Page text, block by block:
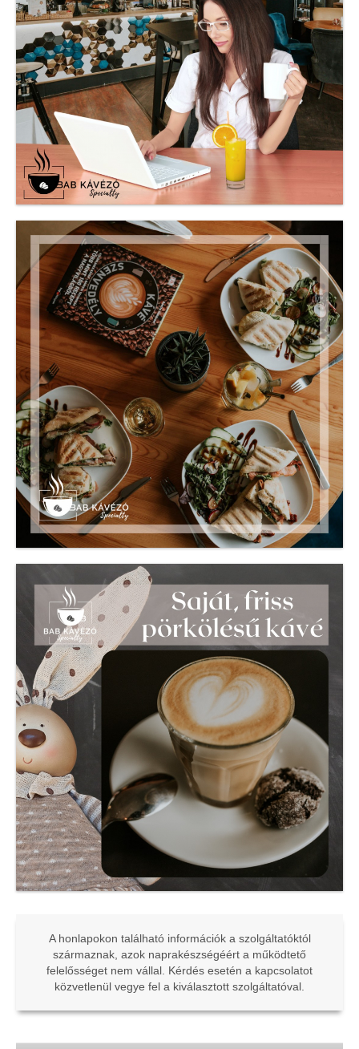
A honlapokon található információk a szolgáltatóktól
származnak, azok naprakészségéért a működtető
felelősséget nem vállal. Kérdés esetén a kapcsolatot
közvetlenül vegye fel a kiválasztott szolgáltatóval.